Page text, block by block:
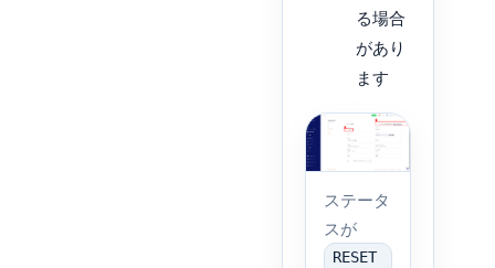
る場合
があり
ます
ステータ
スが
RESET